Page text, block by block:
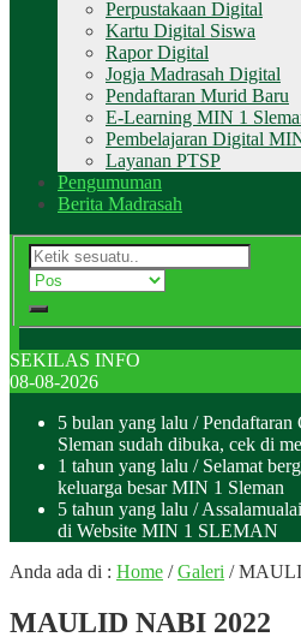
Perpustakaan Digital
Kartu Digital Siswa
Rapor Digital
Jogja Madrasah Digital
Pendaftaran Murid Baru
E-Learning MIN 1
Pembelajaran Digital
Layanan PTSP
Pengumuman
Berita Madrasah
SEKILAS INFO
08-08-2026
5 bulan yang lalu /
Sleman sudah dibuka, cek di
1 tahun yang lalu / Selamat
keluarga besar MIN 1 Sleman
5 tahun yang lalu /
di Website MIN 1 SLEMAN
Anda ada di : Home /Galeri /
MAULID NABI 2022